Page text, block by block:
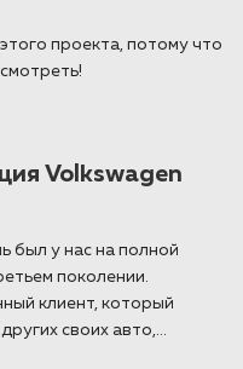
проекта, потому что
Volkswagen
был у нас на полной
поколении.
клиент, который
своих авто,...